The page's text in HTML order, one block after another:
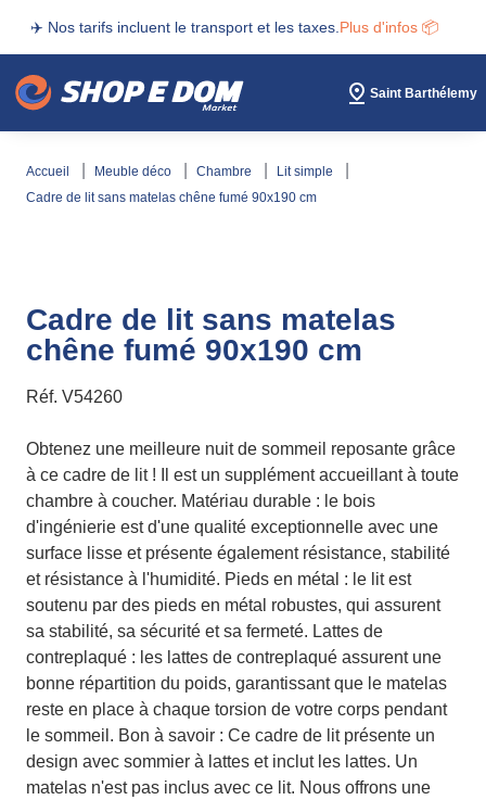
✈️ Nos tarifs incluent le transport et les taxes. Plus d'infos 📦
Saint Barthélemy
accueil meuble déco chambre
lit simple
cadre de lit sans matelas chêne fumé 90x190 cm
Cadre de lit sans matelas
chêne fumé 90x190 cm
Réf. V54260
Obtenez une meilleure nuit de sommeil reposante grâce
à ce cadre de lit ! Il est un supplément accueillant à toute
chambre à coucher. Matériau durable : le bois
d'ingénierie est d'une qualité exceptionnelle avec une
surface lisse et présente également résistance, stabilité
et résistance à l'humidité. Pieds en métal : le lit est
soutenu par des pieds en métal robustes, qui assurent
sa stabilité, sa sécurité et sa fermeté. Lattes de
contreplaqué : les lattes de contreplaqué assurent une
bonne répartition du poids, garantissant que le matelas
reste en place à chaque torsion de votre corps pendant
le sommeil. Bon à savoir : Ce cadre de lit présente un
design avec sommier à lattes et inclut les lattes. Un
matelas n'est pas inclus avec ce lit. Nous offrons une